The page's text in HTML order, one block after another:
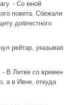
- Со мной
повета. Сбежали
доблестного
рейтар, указывая
- В Литве со времен
а в Ивне, откуда